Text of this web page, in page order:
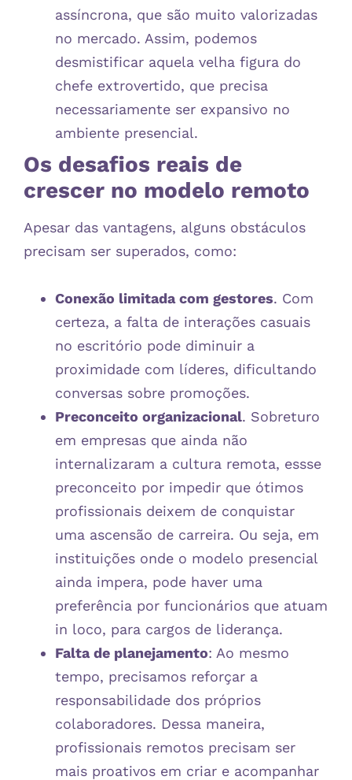
assíncrona, que são muito valorizadas
no mercado. Assim, podemos
desmistificar aquela velha figura do
chefe extrovertido, que precisa
necessariamente ser expansivo no
ambiente presencial.
Os desafios reais de
crescer no modelo remoto
Apesar das vantagens, alguns obstáculos
precisam ser superados, como:
Conexão limitada com gestores. Com
certeza, a falta de interações casuais
no escritório pode diminuir a
proximidade com líderes, dificultando
conversas sobre promoções.
Preconceito organizacional. Sobreturo
em empresas que ainda não
internalizaram a cultura remota, essse
preconceito por impedir que ótimos
profissionais deixem de conquistar
uma ascensão de carreira. Ou seja, em
instituições onde o modelo presencial
ainda impera, pode haver uma
preferência por funcionários que atuam
in loco, para cargos de liderança.
Falta de planejamento: Ao mesmo
tempo, precisamos reforçar a
responsabilidade dos próprios
colaboradores. Dessa maneira,
profissionais remotos precisam ser
mais proativos em criar e acompanhar